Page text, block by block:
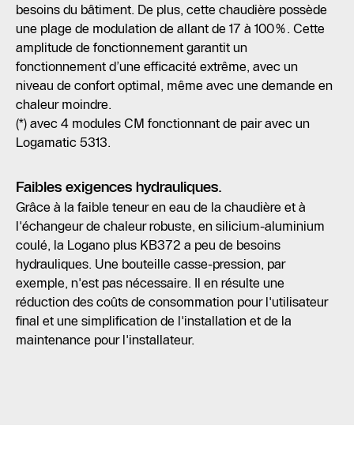
besoins du bâtiment. De plus, cette chaudière possède
une plage de modulation de allant de 17 à 100%. Cette
amplitude de fonctionnement garantit un
fonctionnement d’une efficacité extrême, avec un
niveau de confort optimal, même avec une demande en
chaleur moindre.
(*) avec 4 modules CM fonctionnant de pair avec un
Logamatic 5313.
Faibles exigences hydrauliques.
Grâce à la faible teneur en eau de la chaudière et à
l'échangeur de chaleur robuste, en silicium-aluminium
coulé, la Logano plus KB372 a peu de besoins
hydrauliques. Une bouteille casse-pression, par
exemple, n'est pas nécessaire. Il en résulte une
réduction des coûts de consommation pour l'utilisateur
final et une simplification de l'installation et de la
maintenance pour l'installateur.